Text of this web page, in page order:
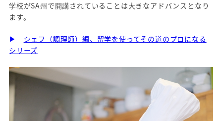
学校がSA州で開講されていることは大きなアドバンスとなり
ます。
▶
シェフ（調理師）編、留学を使ってその道のプロになる
シリーズ